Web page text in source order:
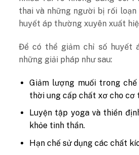
thai và những người bị rối
huyết áp thường xuyên xuất
Để có thể giảm chỉ số huyết
những giải pháp như sau:
Giảm lượng muối trong
thời ung cấp chất xơ cho cơ
Luyện tập yoga và thiền
khỏe tinh thần.
Hạn chế sử dụng các chất